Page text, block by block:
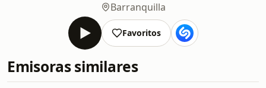
Barranquilla
Favoritos
Emisoras similares